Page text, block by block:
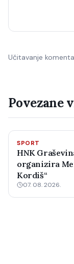
Učitavanje
Povezane
SPORT
HNK
organizira
Kordiš“
07. 08. 2026.